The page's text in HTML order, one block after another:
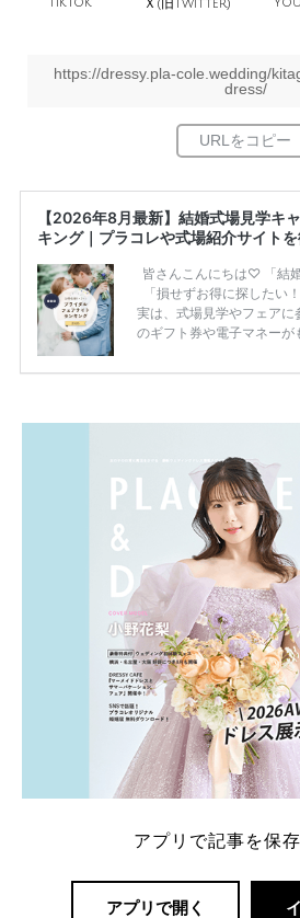
Ｘ(旧Twitter)
https://dressy.pla-cole.wedding/
dress/
【2026年8月最新】結婚式場見学キ
キング｜プラコレや式場紹介サイト
皆さんこんにちは♡ 「結
「損せずお得に探したい
実は、式場見学やフェア
のギフト券や電子マネーが
ため、比較せずに選ぶと
一番お得？」「プラコレ
解決します。 まずは診断
ング診断」か、体
アプリで記事を保
アプリで開く